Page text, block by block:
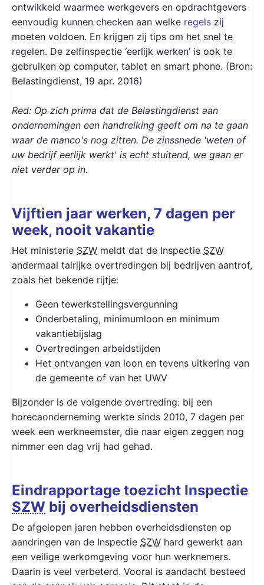
ontwikkeld waarmee werkgevers en opdrachtgevers
eenvoudig kunnen checken aan welke regels zij
moeten voldoen. En krijgen zij tips om het snel te
regelen. De zelfinspectie ‘eerlijk werken’ is ook te
gebruiken op computer, tablet en smart phone. (Bron:
Belastingdienst, 19 apr. 2016)
Red: Op zich prima dat de Belastingdienst aan
ondernemingen een handreiking geeft om na te gaan
waar de manco's nog zitten. De zinssnede 'weten of
uw bedrijf eerlijk werkt' is echt stuitend, we gaan er
niet verder op in.
Vijftien jaar werken, 7 dagen per
week, nooit vakantie
Het ministerie SZW meldt dat de Inspectie SZW
andermaal talrijke overtredingen bij bedrijven aantrof,
zoals het bekende rijtje:
Geen tewerkstellingsvergunning
Onderbetaling, minimumloon en minimum
vakantiebijslag
Overtredingen arbeidstijden
Het ontvangen van loon en tevens uitkering van
de gemeente of van het UWV
Bijzonder is de volgende overtreding: bij een
horecaonderneming werkte sinds 2010, 7 dagen per
week een werkneemster, die naar eigen zeggen nog
nimmer een dag vrij had gehad.
Eindrapportage toezicht Inspectie
SZW bij overheidsdiensten
De afgelopen jaren hebben overheidsdiensten op
aandringen van de Inspectie SZW hard gewerkt aan
een veilige werkomgeving voor hun werknemers.
Daarin is veel verbeterd. Vooral is aandacht besteed